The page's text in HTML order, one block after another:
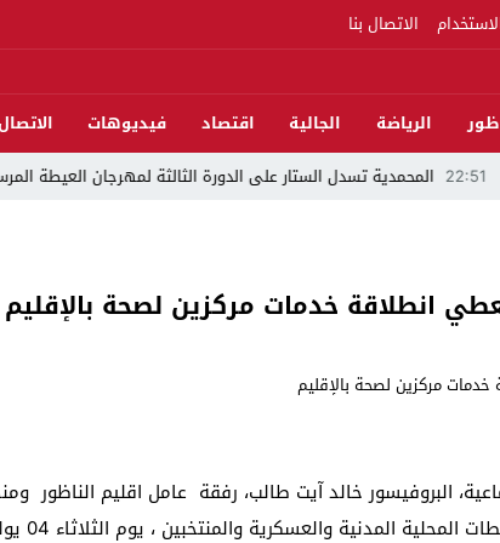
الاتصال بنا
الرياضة الجالية اقتصاد فيديوهات
المحمدية تسدل الستار على الدورة الثالثة لمهرجان العيطة المرساوية
انطلاقة خدمات مركزين لصحة بالإقليم
البروفيسور خالد آيت طالب، رفقة عامل اقليم الناظور